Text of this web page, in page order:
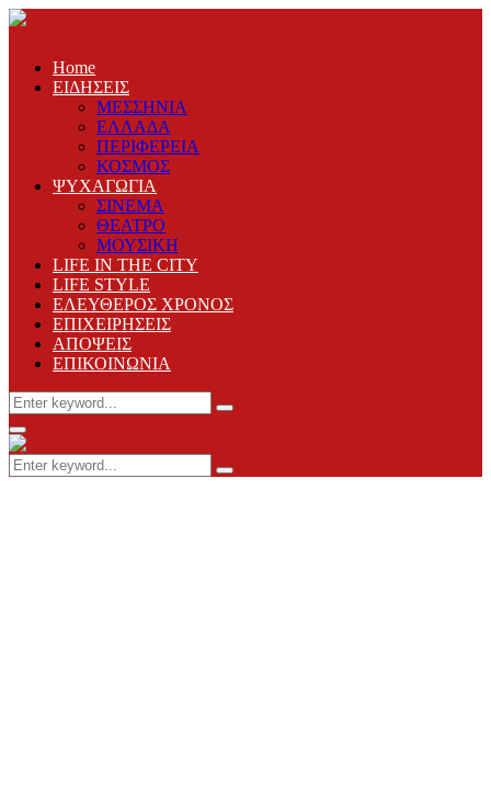
Home
ΕΙΔΗΣΕΙΣ
ΜΕΣΣΗΝΙΑ
ΕΛΛΑΔΑ
ΠΕΡΙΦΕΡΕΙΑ
ΚΟΣΜΟΣ
ΨΥΧΑΓΩΓΙΑ
ΣΙΝΕΜΑ
ΘΕΑΤΡΟ
ΜΟΥΣΙΚΗ
LIFE IN THE CITY
LIFE STYLE
ΕΛΕΥΘΕΡΟΣ ΧΡΟΝΟΣ
ΕΠΙΧΕΙΡΗΣΕΙΣ
ΑΠΟΨΕΙΣ
ΕΠΙΚΟΙΝΩΝΙΑ
Search
for:
Search
Primary
Menu
Search
for:
Search